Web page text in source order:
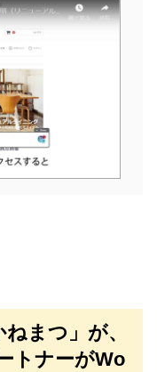
まつ」が、
トナーがWo